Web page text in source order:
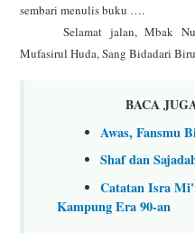
sembari menulis buku ….
Selamat jalan, Mbak
Mufasirul Huda, Sang Bidadari
BACA
Awas, Fansmu
Shaf dan
Catatan Isra
Kampung Era 90-an